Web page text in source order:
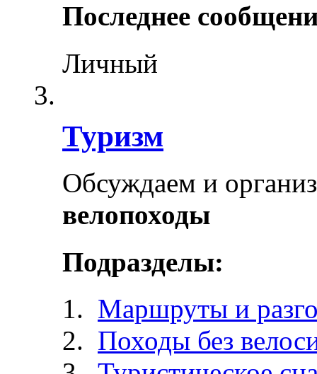
Последнее
Личный
Туризм
Обсуждаем и
велопоходы
Подразделы:
Маршруты и
Походы без